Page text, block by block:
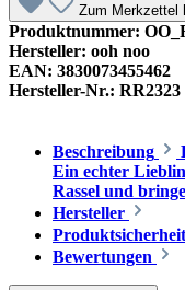
Zum Merkzettel
Produktnummer:
Hersteller: ooh noo
EAN: 3830073455462
Hersteller-Nr.: RR2323
Beschreibung
Ein echter
Rassel und
Hersteller
Produktsicherheit
Bewertungen